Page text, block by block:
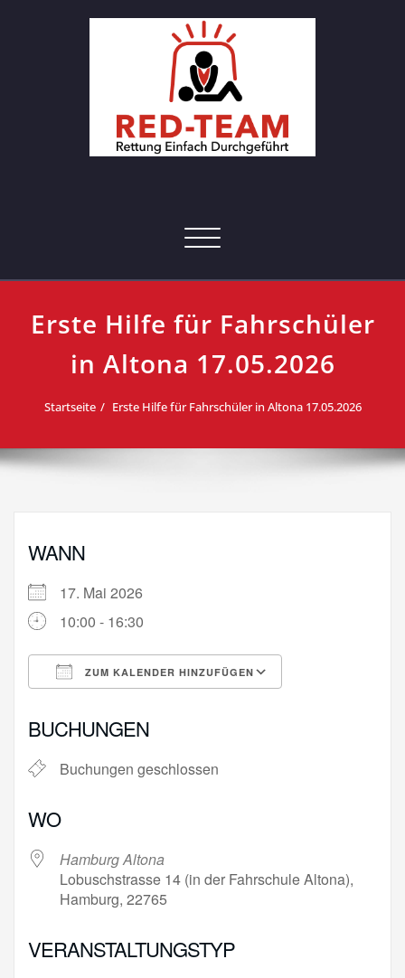
Hamburg
Toggle navigation
Erste Hilfe für Fahrschüler
in Altona 17.05.2026
Startseite Erste Hilfe für Fahrschüler in Altona 17.05.2026
WANN
17. Mai 2026
10:00 - 16:30
ZUM KALENDER HINZUFÜGEN
BUCHUNGEN
Buchungen geschlossen
WO
Hamburg Altona
Lobuschstrasse 14 (in der Fahrschule Altona),
Hamburg, 22765
VERANSTALTUNGSTYP